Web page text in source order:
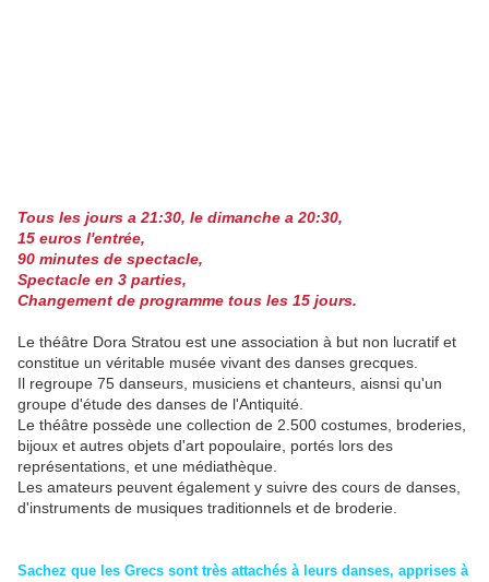
Tous les jours a 21:30, le dimanche a 20:30,
15 euros l'entrée,
90 minutes de spectacle,
Spectacle en 3 parties,
Changement de programme tous les 15 jours.
Le théâtre Dora Stratou est une association à but non lucratif et
constitue un véritable musée vivant des danses grecques.
Il regroupe 75 danseurs, musiciens et chanteurs, aisnsi qu'un
groupe d'étude des danses de l'Antiquité.
Le théâtre possède une collection de 2.500 costumes, broderies,
bijoux et autres objets d'art popoulaire, portés lors des
représentations, et une médiathèque.
Les amateurs peuvent également y suivre des cours de danses,
d'instruments de musiques traditionnels et de broderie.
Sachez que les Grecs sont très attachés à leurs danses, apprises à